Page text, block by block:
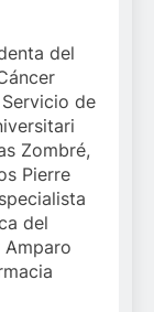
del
de
Zombré,
Pierre
del